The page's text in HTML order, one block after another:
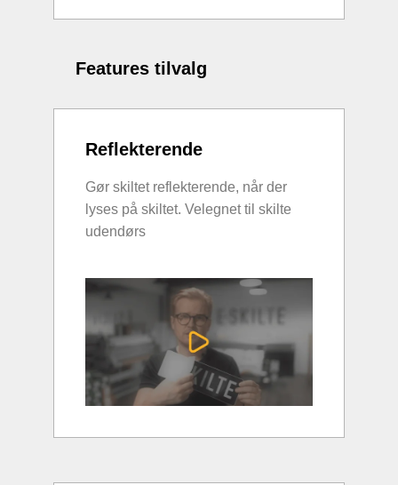
Features tilvalg
Reflekterende
Gør skiltet reflekterende, når der
lyses på skiltet. Velegnet til skilte
udendørs